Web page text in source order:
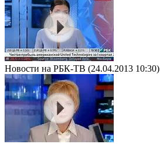
Новости на РБК-ТВ (24.04.2013 10:30)